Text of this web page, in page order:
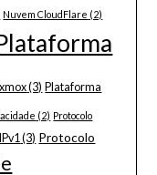
Nuvem CloudFlare (2)
(3) Plataforma
(2) Protocolo
(3) Protocolo